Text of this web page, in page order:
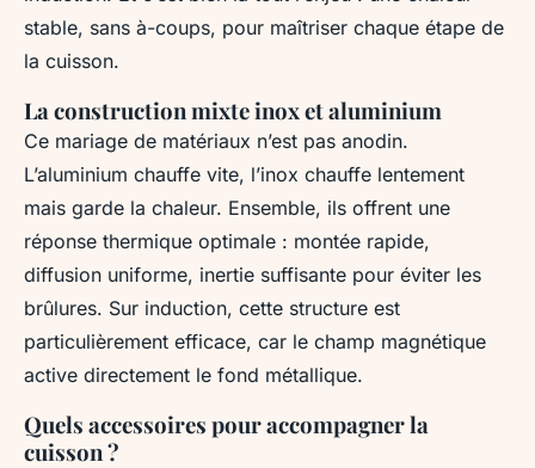
stable, sans à-coups, pour maîtriser chaque étape de
la cuisson.
La construction mixte inox et aluminium
Ce mariage de matériaux n’est pas anodin.
L’aluminium chauffe vite, l’inox chauffe lentement
mais garde la chaleur. Ensemble, ils offrent une
réponse thermique optimale : montée rapide,
diffusion uniforme, inertie suffisante pour éviter les
brûlures. Sur induction, cette structure est
particulièrement efficace, car le champ magnétique
active directement le fond métallique.
Quels accessoires pour accompagner la
cuisson ?